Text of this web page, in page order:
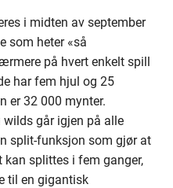
i midten av september
som heter «så
på hvert enkelt spill
har fem hjul og 25
er 32 000 mynter.
går igjen på alle
split-funksjon som gjør at
splittes i fem ganger,
til en gigantisk